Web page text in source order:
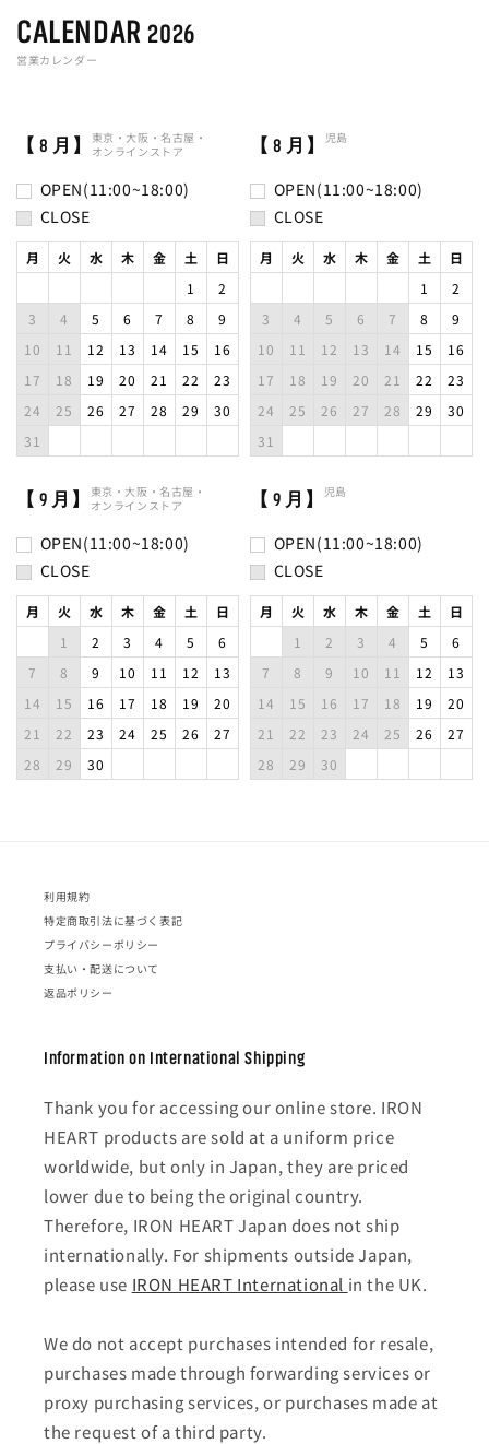
CALENDAR2026
営業カレンダー
【 8 月】
東京・ 大阪・名古屋・
オンラインストア
OPEN(11:00~18:00)
CLOSE
月 火 水 木 金 土
日
1
2
3
4 5 6 7 8
9
10
11 12 13 14 15
16
17
18 19 20 21 22
23
24
25 26 27 28 29
30
31
【 8 月】
児島
OPEN(11:00~18:00)
CLOSE
月 火 水 木 金 土
日
1
2
3
4 5 6 7 8
9
10
11 12 13 14 15
16
17
18 19 20 21 22
23
24
25 26 27 28 29
30
31
【 9 月】
東京・ 大阪・名古屋・
オンラインストア
OPEN(11:00~18:00)
CLOSE
月 火 水 木 金 土
日
1
2 3 4 5
6
7
8 9 10 11 12
13
14
15 16 17 18 19
20
21
22 23 24 25 26
27
28
29 30
【 9 月】
児島
OPEN(11:00~18:00)
CLOSE
月 火 水 木 金 土
日
1
2 3 4 5
6
7
8 9 10 11 12
13
14
15 16 17 18 19
20
21
22 23 24 25 26
27
28
29 30
利用規約
特定商取引法に基づく表記
プライバシーポリシー
支払い・配送について
返品ポリシー
Information on International Shipping
Thank you for accessing our online store. IRON
HEART products are sold at a uniform price
worldwide, but only in Japan, they are priced
lower due to being the original country.
Therefore, IRON HEART Japan does not ship
internationally. For shipments outside Japan,
please use IRON HEART International in the UK.
We do not accept purchases intended for resale,
purchases made through forwarding services or
proxy purchasing services, or purchases made at
the request of a third party.